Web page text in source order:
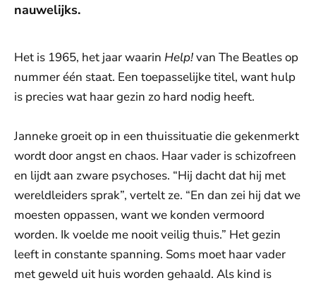
nauwelijks.
Het is 1965, het jaar waarin Help!van The Beatles op
nummer één staat. Een toepasselijke titel, want hulp
is precies wat haar gezin zo hard nodig heeft.
Janneke groeit op in een thuissituatie die gekenmerkt
wordt door angst en chaos. Haar vader is schizofreen
en lijdt aan zware psychoses. “Hij dacht dat hij met
wereldleiders sprak”, vertelt ze. “En dan zei hij dat we
moesten oppassen, want we konden vermoord
worden. Ik voelde me nooit veilig thuis.” Het gezin
leeft in constante spanning. Soms moet haar vader
met geweld uit huis worden gehaald. Als kind is